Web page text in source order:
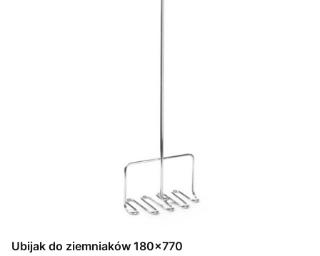
Ubijak do ziemniaków 180x770